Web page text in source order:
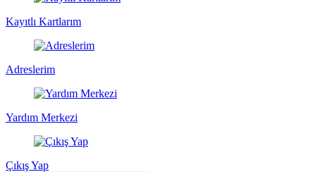
Kayıtlı Kartlarım
Adreslerim
Yardım Merkezi
Çıkış Yap